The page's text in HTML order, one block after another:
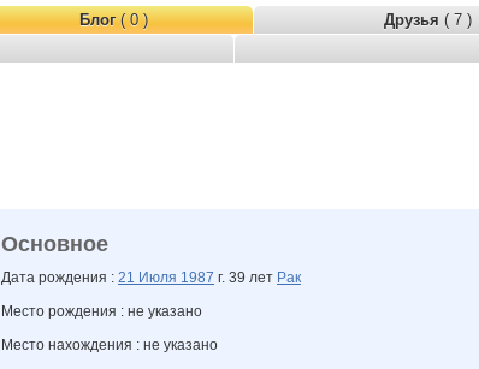
Блог( 0 ) Друзья ( 7 )
Основное
Дата рождения : 21 Июля 1987 г. 39 лет Рак
Место рождения : не указано
Место нахождения : не указано